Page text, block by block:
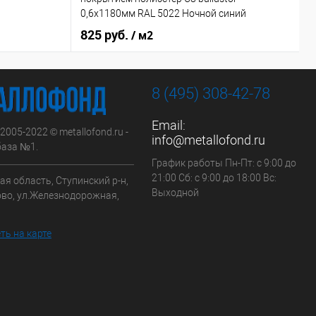
0,6х1180мм RAL 5022 Ночной синий
825 руб. / м2
2022 © metallofond.ru -
№1.
область, Ступинский р-н,
ул.Железнодорожная,
на карте
8 (495) 308-42-78
Email:
info@metallofond.ru
График работы Пн-Пт: с 9:00 до
21:00 Сб: с 9:00 до 18:00 Вс:
Выходной